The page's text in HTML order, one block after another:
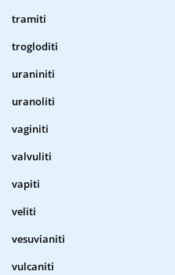
tramiti
trogloditi
uraniniti
uranoliti
vaginiti
valvuliti
vapiti
veliti
vesuvianiti
vulcaniti